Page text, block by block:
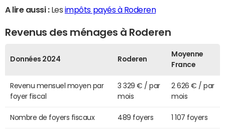
A lire aussi :Les impôts payés à Roderen
Revenus des ménages à Roderen
Données 2024 Roderen
Moyenne
France
Revenu mensuel moyen par
foyer fiscal
3 329 € / par
mois
2 626 € / par
mois
Nombre de foyers fiscaux 489 foyers 1 107 foyers